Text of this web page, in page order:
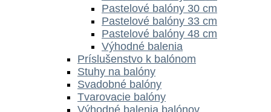
Pastelové balóny 30 cm
Pastelové balóny 33 cm
Pastelové balóny 48 cm
Výhodné balenia
Príslušenstvo k balónom
Stuhy na balóny
Svadobné balóny
Tvarovacie balóny
Výhodné balenia balónov